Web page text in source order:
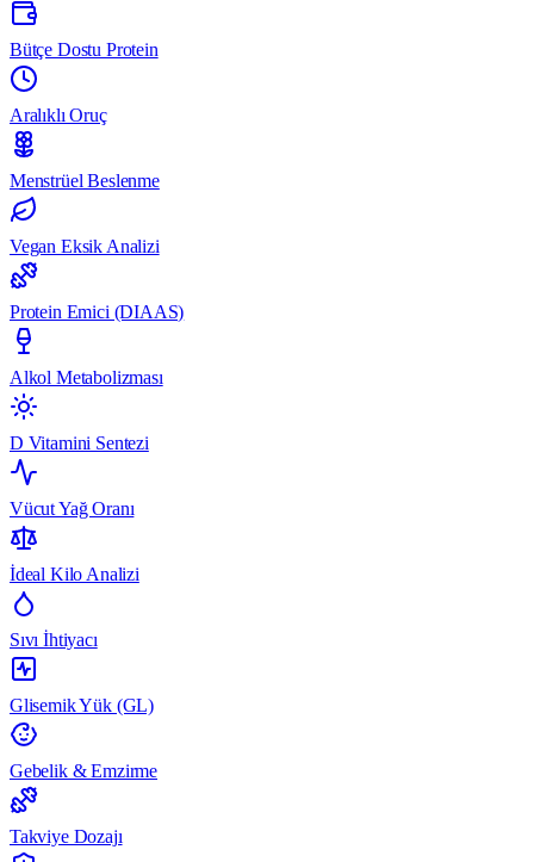
Bütçe Dostu Protein
Aralıklı Oruç
Menstrüel Beslenme
Vegan Eksik Analizi
Protein Emici (DIAAS)
Alkol Metabolizması
D Vitamini Sentezi
Vücut Yağ Oranı
İdeal Kilo Analizi
Sıvı İhtiyacı
Glisemik Yük (GL)
Gebelik & Emzirme
Takviye Dozajı